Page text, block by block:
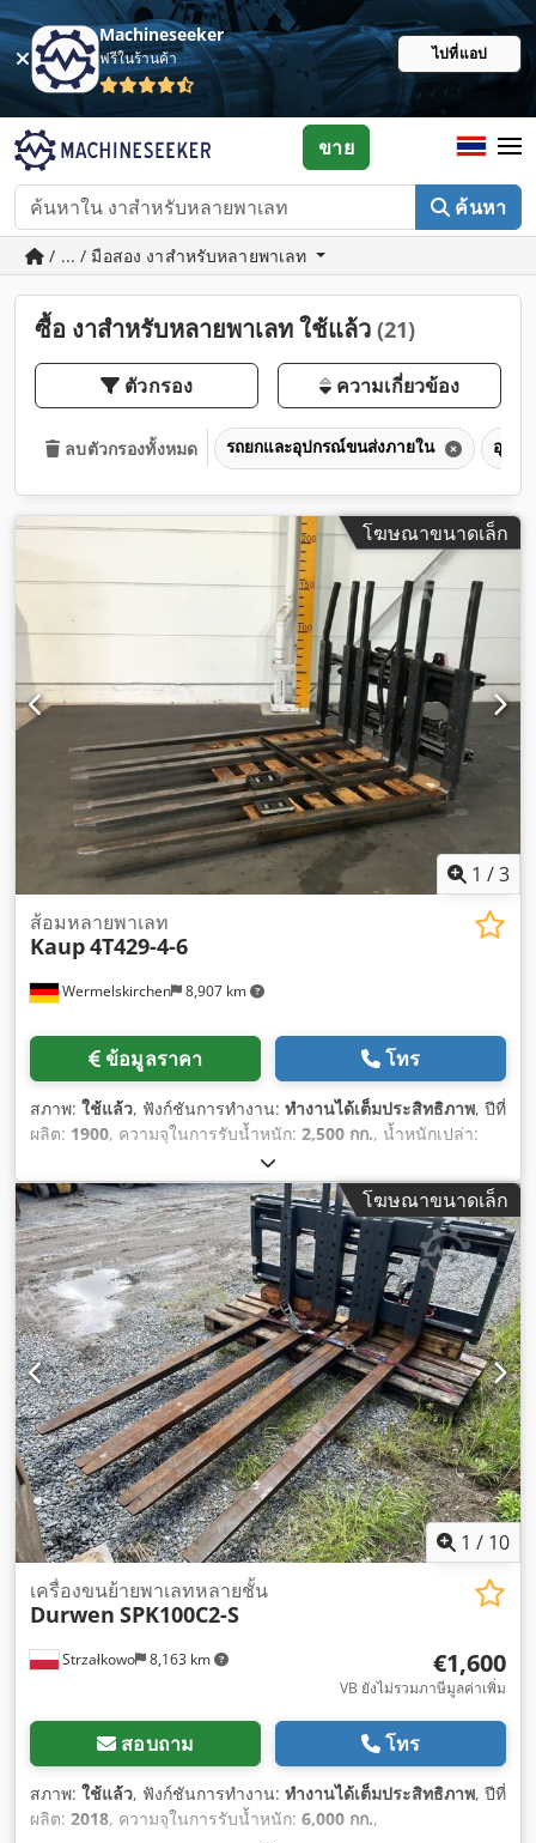
Machineseeker
ฟรีในร้านค้า ไปที่แอป
ค้นหา
ขาย
/ ... / มือสอง งาสำหรับหลายพาเลท
ซื้อ งาสำหรับหลายพาเลท ใช้แล้ว (21)
ตัวกรอง ความเกี่ยวข้อง
ลบตัวกรองทั้งหมด รถยกและอุปกรณ์ขนส่งภายใน อุปก
โฆษณาขนาดเล็ก
1 /3
Wermelskirchen 8,907 km
ส้อมหลายพาเลท
Kaup4T429-4-6
ข้อมูลราคา โทร
สภาพ: ใช้แล้ว, ฟังก์ชันการทำงาน: ทำงานได้เต็มประสิทธิภาพ, ปีที่
ผลิต: 1900, ความจุในการรับน้ำหนัก: 2,500 กก., น้ำหนักเปล่า:
1,400 มม
โฆษณาขนาดเล็ก
1 / 10
Strzałkowo 8,163 km
เครื่องขนย้ายพาเลทหลายชั้น
Durwen SPK100C2-S
€1,600
VB ยังไม่รวมภาษีมูลค่าเพิ่ม
สอบถาม โทร
สภาพ: ใช้แล้ว, ฟังก์ชันการทำงาน: ทำงานได้เต็มประสิทธิภาพ, ปีที่
ผลิต: 2018, ความจุในการรับน้ำหนัก: 6,000 กก.,